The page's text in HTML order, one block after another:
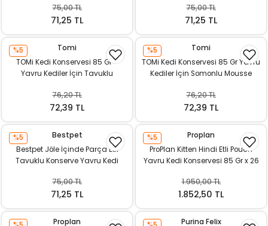
75,00 TL
71,25 TL
75,00 TL
71,25 TL
%5
Tomi
TOMi Kedi Konservesi 85 Gr –
Yavru Kediler İçin Tavuklu
76,20 TL
72,39 TL
%5
Tomi
TOMi Kedi Konservesi 85 Gr Yavru
Kediler İçin Somonlu Mousse
76,20 TL
72,39 TL
%5
Bestpet
Bestpet Jöle İçinde Parça Etli
Tavuklu Konserve Yavru Kedi
75,00 TL
71,25 TL
%5
Proplan
ProPlan Kitten Hindi Etli Pouch
Yavru Kedi Konservesi 85 Gr x 26
1.950,00 TL
1.852,50 TL
Proplan
Purina Felix